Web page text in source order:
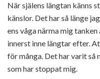
När själens längtan känns
känslor. Det har så länge
ens våga närma mig
innerst inne längtar efter.
för många. Det har varit så
som har stoppat mig.